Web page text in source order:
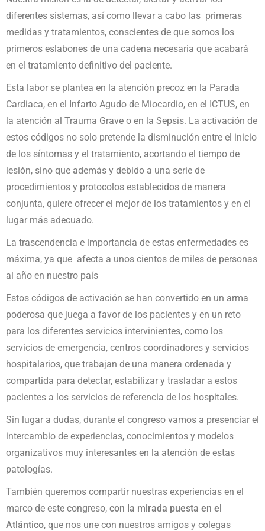
diferentes sistemas, así como llevar a cabo las primeras
medidas y tratamientos, conscientes de que somos los
primeros eslabones de una cadena necesaria que acabará
en el tratamiento definitivo del paciente.
Esta labor se plantea en la atención precoz en la Parada
Cardiaca, en el Infarto Agudo de Miocardio, en el ICTUS, en
la atención al Trauma Grave o en la Sepsis. La activación de
estos códigos no solo pretende la disminución entre el inicio
de los síntomas y el tratamiento, acortando el tiempo de
lesión, sino que además y debido a una serie de
procedimientos y protocolos establecidos de manera
conjunta, quiere ofrecer el mejor de los tratamientos y en el
lugar más adecuado.
La trascendencia e importancia de estas enfermedades es
máxima, ya que afecta a unos cientos de miles de personas
al año en nuestro país
Estos códigos de activación se han convertido en un arma
poderosa que juega a favor de los pacientes y en un reto
para los diferentes servicios intervinientes, como los
servicios de emergencia, centros coordinadores y servicios
hospitalarios, que trabajan de una manera ordenada y
compartida para detectar, estabilizar y trasladar a estos
pacientes a los servicios de referencia de los hospitales.
Sin lugar a dudas, durante el congreso vamos a presenciar el
intercambio de experiencias, conocimientos y modelos
organizativos muy interesantes en la atención de estas
patologías.
También queremos compartir nuestras experiencias en el
marco de este congreso, con la mirada puesta en el
Atlántico, que nos une con nuestros amigos y colegas